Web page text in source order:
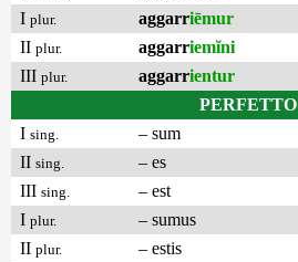
I plur. aggarriēmur
II plur. aggarriemĭni
III plur. aggarrientur
PERFETTO
I sing.
– sum
II sing.
– es
III sing.
– est
I plur.
– sumus
II plur.
– estis